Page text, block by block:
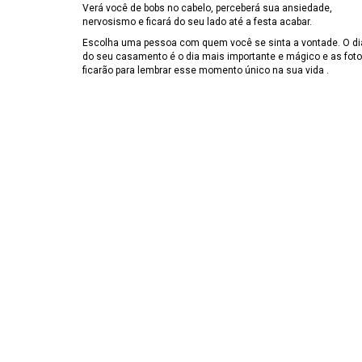
Verá você de bobs no cabelo, perceberá sua ansiedade,
nervosismo e ficará do seu lado até a festa acabar.
Escolha uma pessoa com quem você se sinta a vontade. O
do seu casamento é o dia mais importante e mágico e as
ficarão para lembrar esse momento único na sua vida .